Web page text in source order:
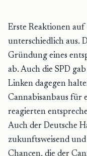
Erste Reaktionen
unterschiedlich aus.
Gründung eines
ab. Auch die SPD
Linken dagegen
Cannabisanbaus für
reagierten
Auch der Deutsche
zukunftsweisend
Chancen, die der